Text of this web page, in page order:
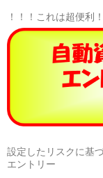
！！！これは超便利
設定したリスクに基
エントリー